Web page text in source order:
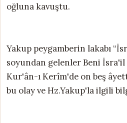
oğluna kavuştu.
Yakup peygamberin lakabı
soyundan gelenler Beni İsra'il
Kur'ân-ı Kerîm'de on beş
bu olay ve Hz.Yakup'la ilgili